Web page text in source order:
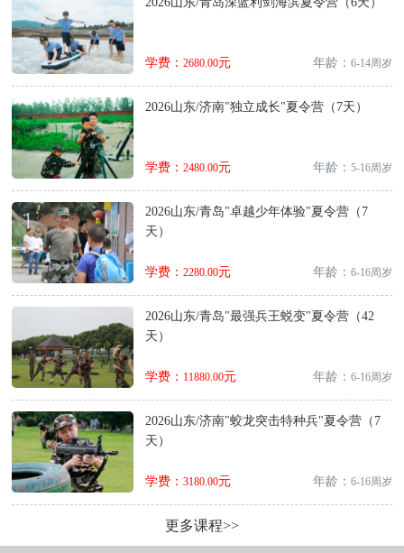
学费： 2680.00元 年龄： 6-14周岁
2026山东/济南"独立成长"夏令营（7天）
学费： 2480.00元 年龄： 5-16周岁
2026山东/青岛"卓越少年体验"夏令营（7
天）
学费： 2280.00元 年龄： 6-16周岁
2026山东/青岛"最强兵王蜕变"夏令营（42
天）
学费： 11880.00元 年龄： 6-16周岁
2026山东/济南"蛟龙突击特种兵"夏令营（7
天）
学费： 3180.00元 年龄： 6-16周岁
更多课程>>